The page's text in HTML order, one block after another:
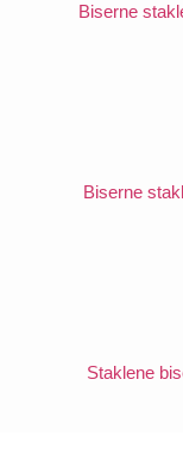
Biserne
Biserne
Staklene